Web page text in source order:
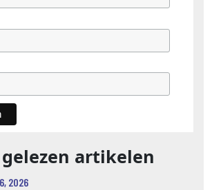
gelezen artikelen
2026